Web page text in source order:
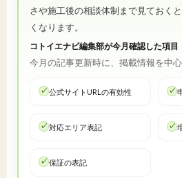
さや施工後の相談体制まで見ておく
くなります。
コトイエナビ編集部が今月確認した項目
今月の記事更新時に、掲載情報を中心
公式サイトURLの有効性
対応エリア表記
保証の表記